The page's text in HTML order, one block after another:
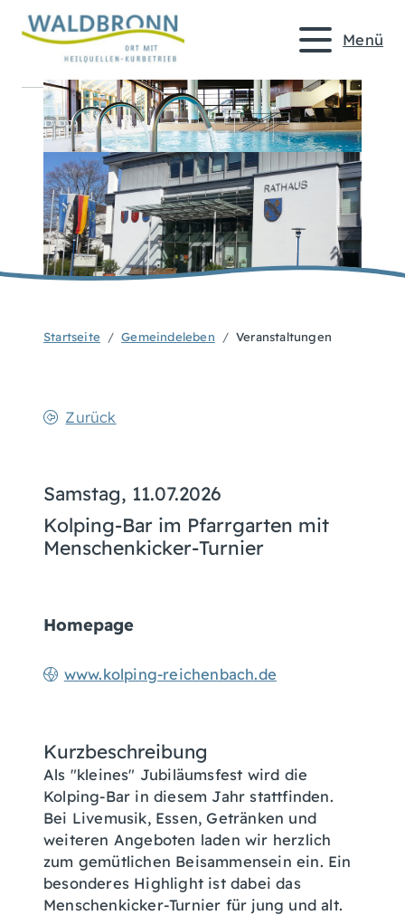
Menü
Startseite Gemeindeleben Veranstaltungen
Zurück
Samstag, 11.07.2026
Kolping-Bar im Pfarrgarten mit
Menschenkicker-Turnier
Homepage
www.kolping-reichenbach.de
Kurzbeschreibung
Als "kleines" Jubiläumsfest wird die
Kolping-Bar in diesem Jahr stattfinden.
Bei Livemusik, Essen, Getränken und
weiteren Angeboten laden wir herzlich
zum gemütlichen Beisammensein ein. Ein
besonderes Highlight ist dabei das
Menschenkicker-Turnier für jung und alt.